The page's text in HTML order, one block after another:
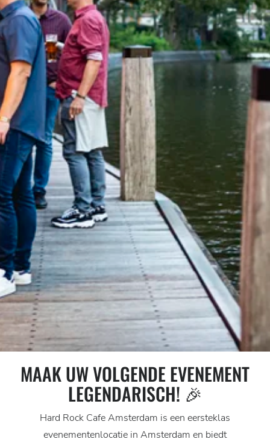
MAAK UW VOLGENDE EVENEMENT
LEGENDARISCH! 🎉
Hard Rock Cafe Amsterdam is een eersteklas
evenementenlocatie in Amsterdam en biedt